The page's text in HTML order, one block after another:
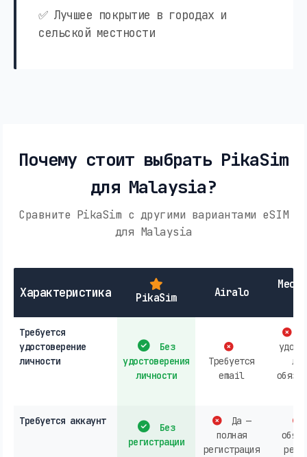
✅ Лучшее покрытие в городах и
сельской местности
Почему стоит выбрать PikaSim
для Malaysia?
Сравните PikaSim с другими вариантами eSIM
для Malaysia
Характеристика PikaSim Airalo
Требуется
удостоверение
личности
Без
удостоверения
личности
Требуется
email
Требуется аккаунт
Без
регистрации
Да —
полная
регистрация